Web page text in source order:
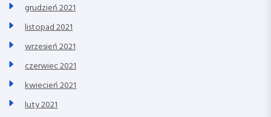
grudzień 2021
listopad 2021
wrzesień 2021
czerwiec 2021
kwiecień 2021
luty 2021